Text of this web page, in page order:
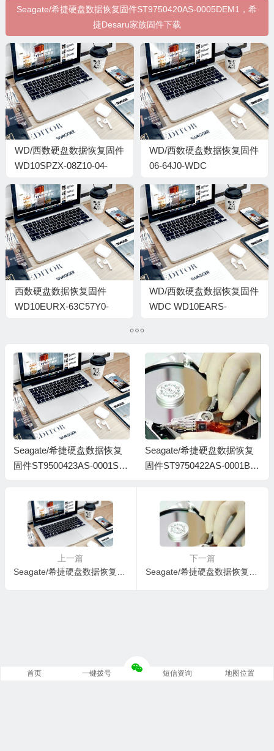
Seagate/希捷硬盘数据恢复固件ST9750420AS-0005DEM1，希
捷Desaru家族固件下载
WD/西数硬盘数据恢复固件
WD10SPZX-08Z10-04-
WX11A19E5CUP-
00050066-1944
WD/西数硬盘数据恢复固件
06-64J0-WDC
00A80-WD-
WX22DB05X8VV-
00060064-2700
西数硬盘数据恢复固件
WD10EURX-63C57Y0-
WD/西数硬盘数据恢复固件
WDC WD10EARS-
0015001R-1980
Seagate/希捷硬盘数据恢复
固件ST9500423AS-0001SD
Seagate/希捷硬盘数据恢复
固件ST9750422AS-0001BS
上一篇
Seagate/希捷硬盘数据恢复固件ST9750420AS-0002DEM1-6WS0WB4L-PC3000全套
下一篇
Seagate/希捷硬盘数据恢复固件ST9750422AS-0001BSM1-5WS0XVJD-PC3000全套
首页 一键拨号 短信资询 地图位置